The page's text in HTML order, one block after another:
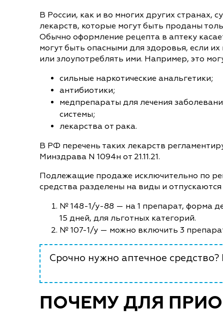
В России, как и во многих других странах,
лекарств, которые могут быть проданы
Обычно оформление рецепта в аптеку
могут быть опасными для здоровья, если
или злоупотреблять ими. Например, это
сильные наркотические анальгетики;
антибиотики;
медпрепараты для лечения
системы;
лекарства от рака.
В РФ перечень таких лекарств
Минздрава N 1094н от 21.11.21.
Подлежащие продаже исключительно по
средства разделены на виды и
№ 148-1/у-88 — на 1 препарат, форма
15 дней, для льготных категорий.
№ 107-1/у — можно включить 3
Срочно нужно аптечное
ПОЧЕМУ ДЛЯ